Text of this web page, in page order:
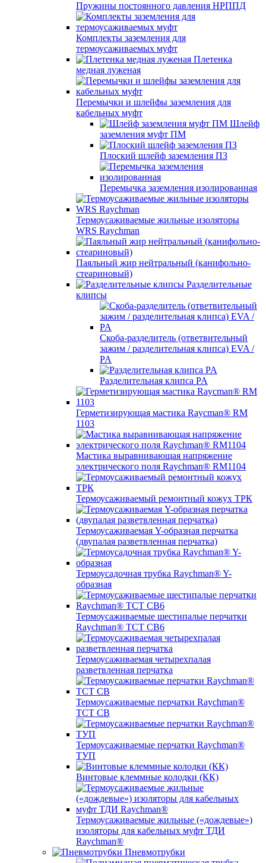
Пружины постоянного давления НРППД
Комплекты заземления для
термоусаживаемых муфт
Плетенка
медная луженая
Перемычки и шлейфы заземления для
кабельных муфт
Шлейф
заземления муфт ПМ
Плоский шлейф заземления ПЗ
Перемычка заземления изолированная
Термоусаживаемые жильные изоляторы
WRS Raychman
Паяльный жир нейтральный (канифольно-
стеариновый)
Разделительные
клипсы
Скоба-разделитель (ответвительный
зажим / разделительная клипса) EVA /
PA
Разделительная клипса PA
Герметизирующая мастика Raycman® RM
1103
Мастика выравнивающая напряжение
электрического поля Raychman® RM1104
Термоусаживаемый ремонтный кожух ТРК
Термоусаживаемая Y-образная перчатка
(двупалая разветвленная перчатка)
Термоусадочная трубка Raychman® Y-
образная
Термоусаживаемые шестипалые перчатки
Raychman® ТСТ СВ6
Термоусаживаемая четырехпалая
разветвленная перчатка
Термоусаживаемые перчатки Raychman®
TCT CB
Термоусаживаемые перчатки Raychman®
ТУП
Винтовые клеммные колодки (КК)
Термоусаживаемые жильные («дождевые»)
изоляторы для кабельных муфт ТДИ
Raychman®
Пневмотрубки